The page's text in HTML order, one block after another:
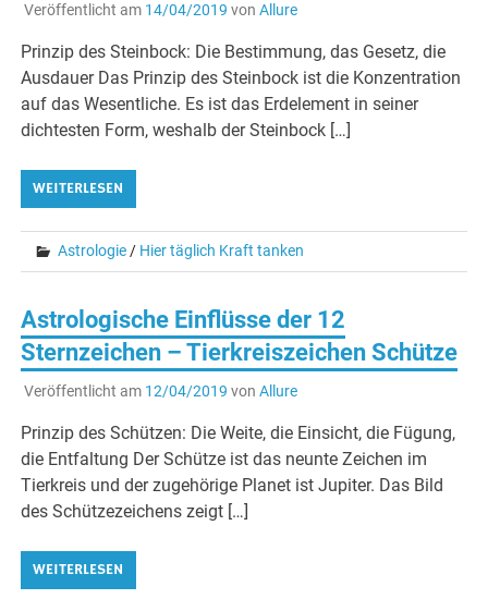
Veröffentlicht am 14/04/2019 von Allure
Prinzip des Steinbock: Die Bestimmung, das Gesetz, die
Ausdauer Das Prinzip des Steinbock ist die Konzentration
auf das Wesentliche. Es ist das Erdelement in seiner
dichtesten Form, weshalb der Steinbock […]
WEITERLESEN
Astrologie/ Hier täglich Kraft tanken
Astrologische Einflüsse der 12
Sternzeichen – Tierkreiszeichen Schütze
Veröffentlicht am 12/04/2019 von Allure
Prinzip des Schützen: Die Weite, die Einsicht, die Fügung,
die Entfaltung Der Schütze ist das neunte Zeichen im
Tierkreis und der zugehörige Planet ist Jupiter. Das Bild
des Schützezeichens zeigt […]
WEITERLESEN